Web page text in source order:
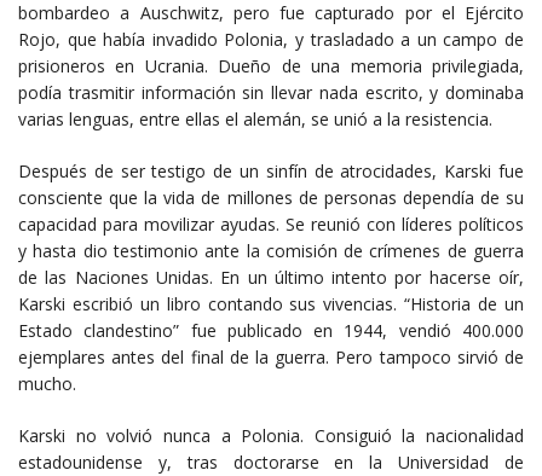
bombardeo a Auschwitz, pero fue capturado por el Ejército
Rojo, que había invadido Polonia, y trasladado a un campo de
prisioneros en Ucrania. Dueño de una memoria privilegiada,
podía trasmitir información sin llevar nada escrito, y dominaba
varias lenguas, entre ellas el alemán, se unió a la resistencia.
Después de ser testigo de un sinfín de atrocidades, Karski fue
consciente que la vida de millones de personas dependía de su
capacidad para movilizar ayudas. Se reunió con líderes políticos
y hasta dio testimonio ante la comisión de crímenes de guerra
de las Naciones Unidas. En un último intento por hacerse oír,
Karski escribió un libro contando sus vivencias. “Historia de un
Estado clandestino” fue publicado en 1944, vendió 400.000
ejemplares antes del final de la guerra. Pero tampoco sirvió de
mucho.
Karski no volvió nunca a Polonia. Consiguió la nacionalidad
estadounidense y, tras doctorarse en la Universidad de